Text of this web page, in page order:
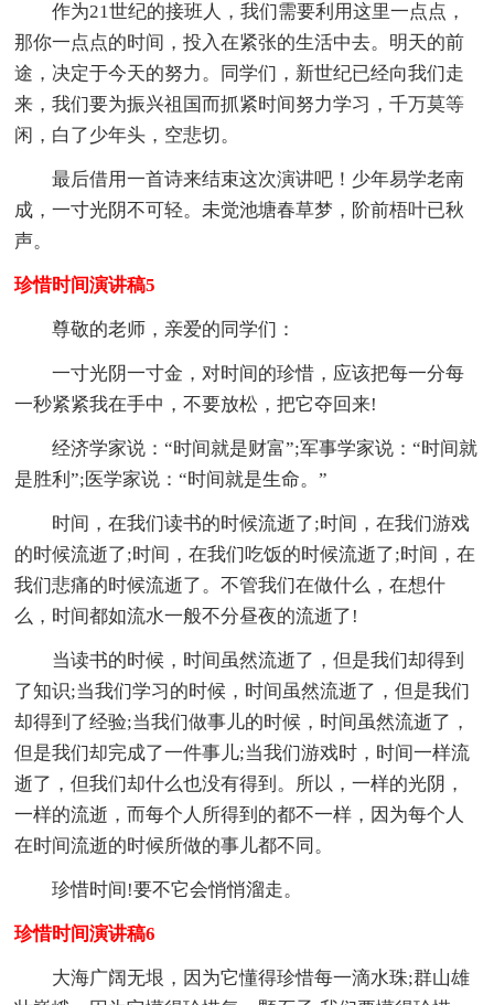
作为21世纪的接班人，我们需要利用这里一点点，
那你一点点的时间，投入在紧张的生活中去。明天的前
途，决定于今天的努力。同学们，新世纪已经向我们走
来，我们要为振兴祖国而抓紧时间努力学习，千万莫等
闲，白了少年头，空悲切。
最后借用一首诗来结束这次演讲吧！少年易学老南
成，一寸光阴不可轻。未觉池塘春草梦，阶前梧叶已秋
声。
珍惜时间演讲稿5
尊敬的老师，亲爱的同学们：
一寸光阴一寸金，对时间的珍惜，应该把每一分每
一秒紧紧我在手中，不要放松，把它夺回来!
经济学家说：“时间就是财富”;军事学家说：“时间就
是胜利”;医学家说：“时间就是生命。”
时间，在我们读书的时候流逝了;时间，在我们游戏
的时候流逝了;时间，在我们吃饭的时候流逝了;时间，在
我们悲痛的时候流逝了。不管我们在做什么，在想什
么，时间都如流水一般不分昼夜的流逝了!
当读书的时候，时间虽然流逝了，但是我们却得到
了知识;当我们学习的时候，时间虽然流逝了，但是我们
却得到了经验;当我们做事儿的时候，时间虽然流逝了，
但是我们却完成了一件事儿;当我们游戏时，时间一样流
逝了，但我们却什么也没有得到。所以，一样的光阴，
一样的流逝，而每个人所得到的都不一样，因为每个人
在时间流逝的时候所做的事儿都不同。
珍惜时间!要不它会悄悄溜走。
珍惜时间演讲稿6
大海广阔无垠，因为它懂得珍惜每一滴水珠;群山雄